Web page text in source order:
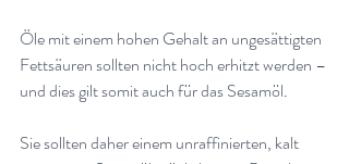
Öle mit einem hohen Gehalt an ungesättigten
Fettsäuren sollten nicht hoch erhitzt werden –
und dies gilt somit auch für das Sesamöl.
Sie sollten daher einem unraffinierten, kalt